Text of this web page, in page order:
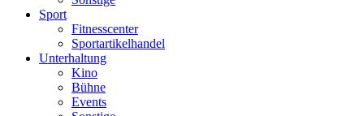
Sport
Fitnesscenter
Sportartikelhandel
Unterhaltung
Kino
Bühne
Events